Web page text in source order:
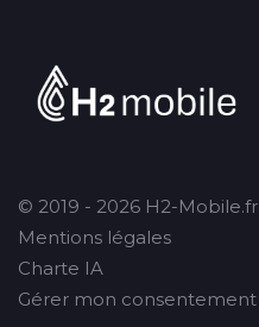
© 2019 - 2026 H2-Mobile.fr
Mentions légales
Charte IA
Gérer mon consentement